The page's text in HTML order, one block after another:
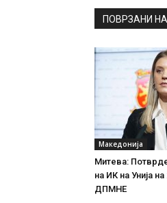
ПОВРЗАНИ
Македонија
Митева:
на ИК на Унија
ДПМНЕ